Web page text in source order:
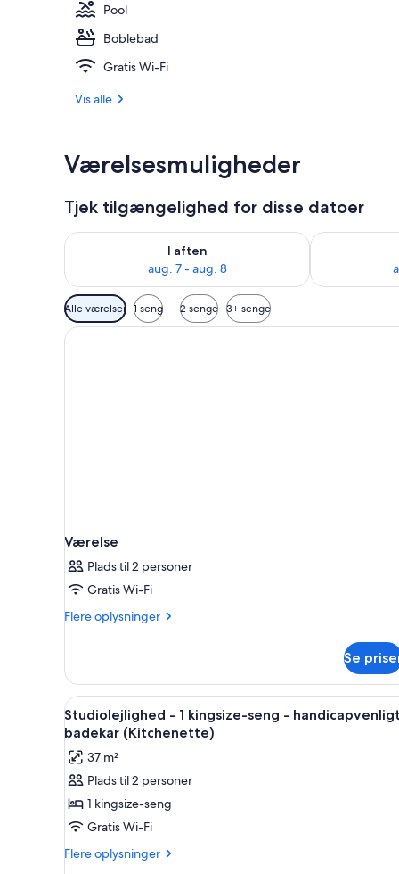
Pool
Boblebad
Gratis Wi-Fi
Vis alle
Værelsesmuligheder
Tjek tilgængelighed for disse datoer
I aften
aug. 7 - aug. 8
Tjek tilgængelighed for i aften aug. 7 - aug. 8
Tjek
Tilgængelige
filtre
for
Alle værelser 1 seng 2 senge 3+ senge
Værelse
Plads til 2 personer
Gratis Wi-Fi
Flere oplysninger
Flere
Se
Indlæs
alle
billeder
af
Studiolejlighed
-
1
kingsize-
Et hotelværelse med en stor
6
Studiolejlighed - 1 kingsize-seng -
badekar (Kitchenette)
37 m²
Plads til 2 personer
1 kingsize-seng
Gratis Wi-Fi
Flere oplysninger
Flere